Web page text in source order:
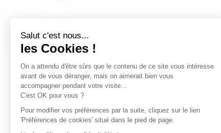
Salut c'est nous...
les Cookies !
On a attendu d'être sûrs que le contenu de ce site vous intéresse
avant de vous déranger, mais on aimerait bien vous
accompagner pendant votre visite...
C'est OK pour vous ?
Pour modifier vos préférences par la suite, cliquez sur le lien
'Préférences de cookies' situé dans le pied de page.